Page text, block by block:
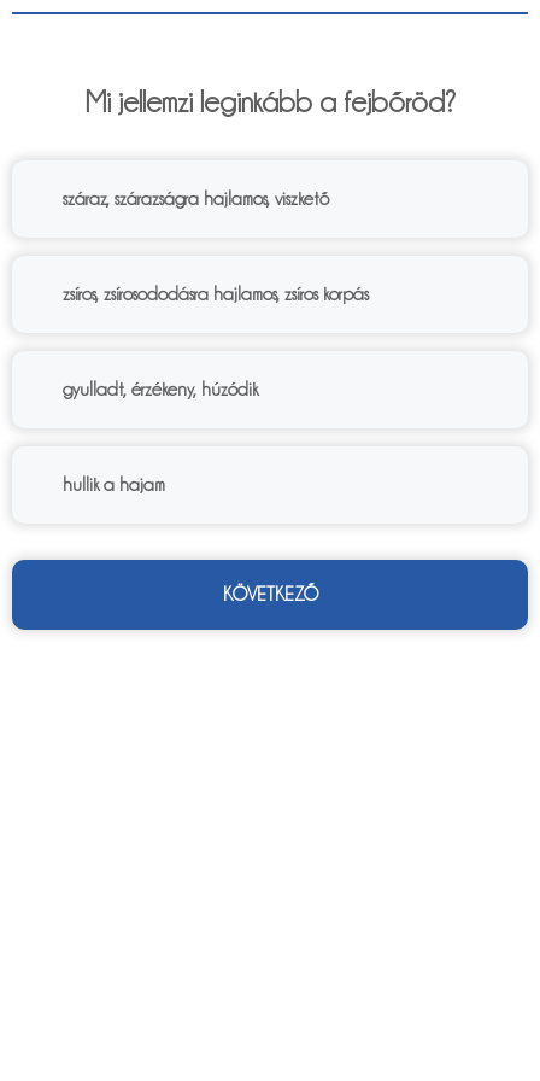
Mi jellemzi leginkább a fejbőröd?
száraz, szárazságra hajlamos, viszkető
zsíros, zsírosododásra hajlamos, zsíros korpás
gyulladt, érzékeny, húzódik
hullik a hajam
KÖVETKEZŐ